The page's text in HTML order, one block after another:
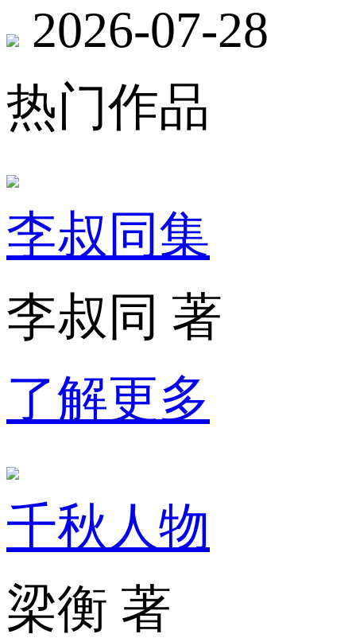
2026-07-28
热门作品
李叔同集
李叔同 著
了解更多
千秋人物
梁衡 著